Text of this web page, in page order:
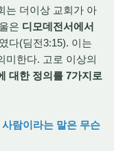
는 더이상 교회가 아
은 디모데전서에서
다(딤전3:15). 이는
미한다. 고로 이상의
대한 정의를 7가지로
람이라는 말은 무슨